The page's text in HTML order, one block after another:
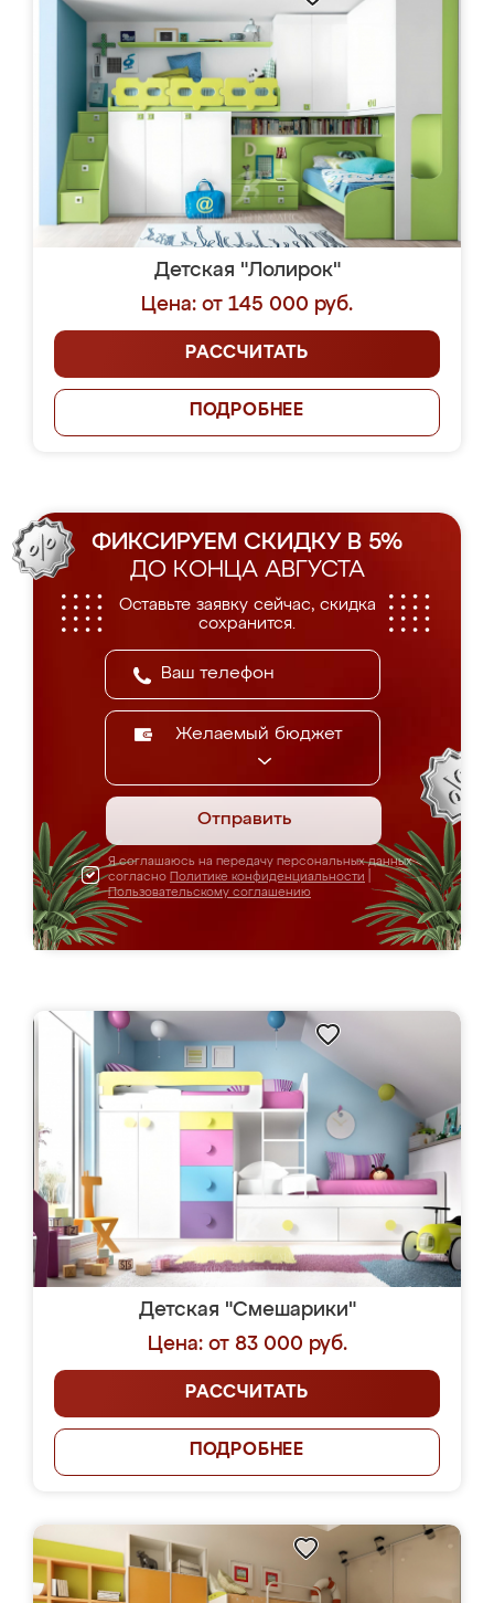
Детская "Лолирок"
Цена: от 145 000 руб.
РАССЧИТАТЬ
ПОДРОБНЕЕ
ФИКСИРУЕМ СКИДКУ В 5%
ДО КОНЦА АВГУСТА
Оставьте заявку сейчас, скидка
сохранится.
Желаемый бюджет
Отправить
Я соглашаюсь на передачу персональных данных
согласно Политике конфиденциальности
Пользовательскому соглашению
Детская "Смешарики"
Цена: от 83 000 руб.
РАССЧИТАТЬ
ПОДРОБНЕЕ